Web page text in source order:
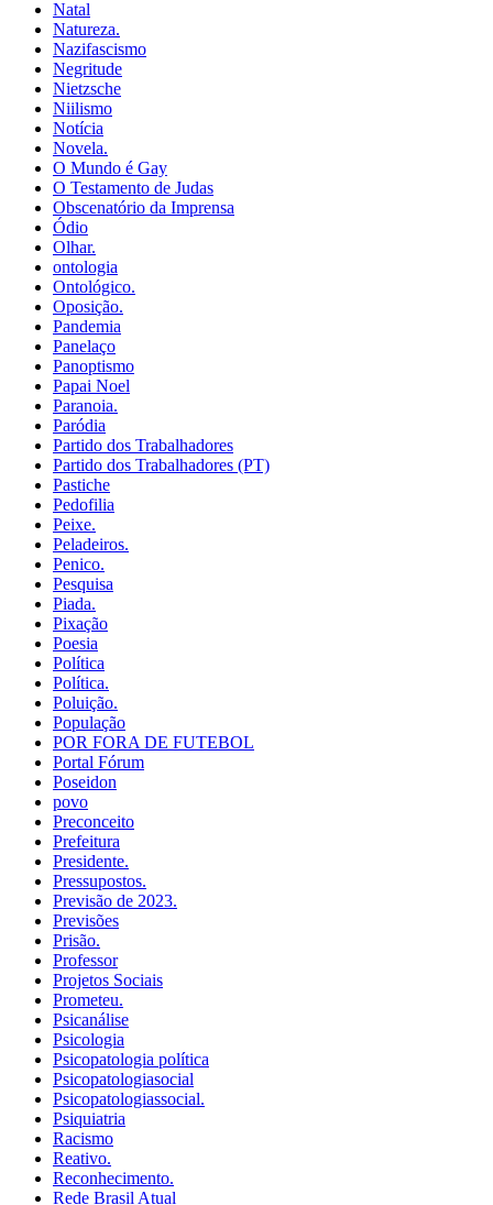
Natal
Natureza.
Nazifascismo
Negritude
Nietzsche
Niilismo
Notícia
Novela.
O Mundo é Gay
O Testamento de Judas
Obscenatório da Imprensa
Ódio
Olhar.
ontologia
Ontológico.
Oposição.
Pandemia
Panelaço
Panoptismo
Papai Noel
Paranoia.
Paródia
Partido dos Trabalhadores
Partido dos Trabalhadores (PT)
Pastiche
Pedofilia
Peixe.
Peladeiros.
Penico.
Pesquisa
Piada.
Pixação
Poesia
Política
Política.
Poluição.
População
POR FORA DE FUTEBOL
Portal Fórum
Poseidon
povo
Preconceito
Prefeitura
Presidente.
Pressupostos.
Previsão de 2023.
Previsões
Prisão.
Professor
Projetos Sociais
Prometeu.
Psicanálise
Psicologia
Psicopatologia política
Psicopatologiasocial
Psicopatologiassocial.
Psiquiatria
Racismo
Reativo.
Reconhecimento.
Rede Brasil Atual